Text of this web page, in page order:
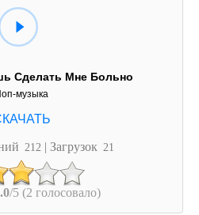
Сделать Мне Больно
музыка
212 | Загрузок 21
/5 (2 голосовало)